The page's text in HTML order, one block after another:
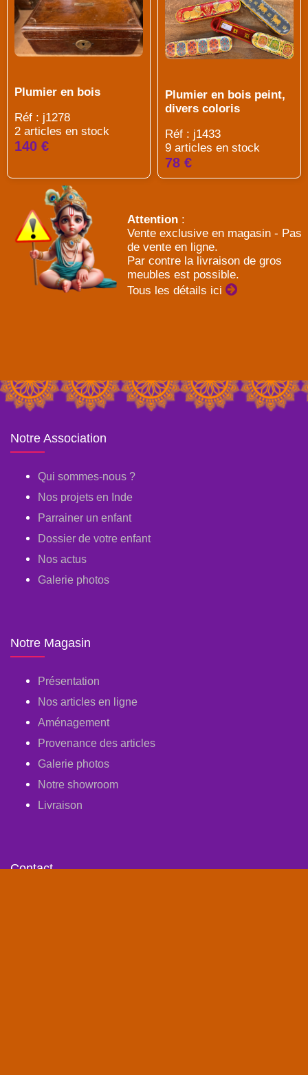
Plumier en bois
Réf : j1278
2 articles en stock
140 €
Plumier en bois peint,
divers coloris
Réf : j1433
9 articles en stock
78 €
Attention :
Vente exclusive en magasin - Pas
de vente en ligne.
Par contre la livraison de gros
meubles est possible.
Tous les détails ici
Notre Association
Qui sommes-nous ?
Nos projets en Inde
Parrainer un enfant
Dossier de votre enfant
Nos actus
Galerie photos
Notre Magasin
Présentation
Nos articles en ligne
Aménagement
Provenance des articles
Galerie photos
Notre showroom
Livraison
Contact